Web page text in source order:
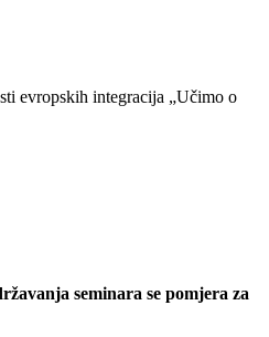
evropskih integracija „Učimo o
seminara se pomjera za